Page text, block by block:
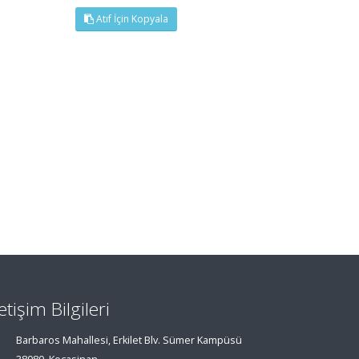
Atıf İçin Kopyala
Bilgileri
Barbaros Mahallesi, Erkilet Blv. Sümer Kampüsü